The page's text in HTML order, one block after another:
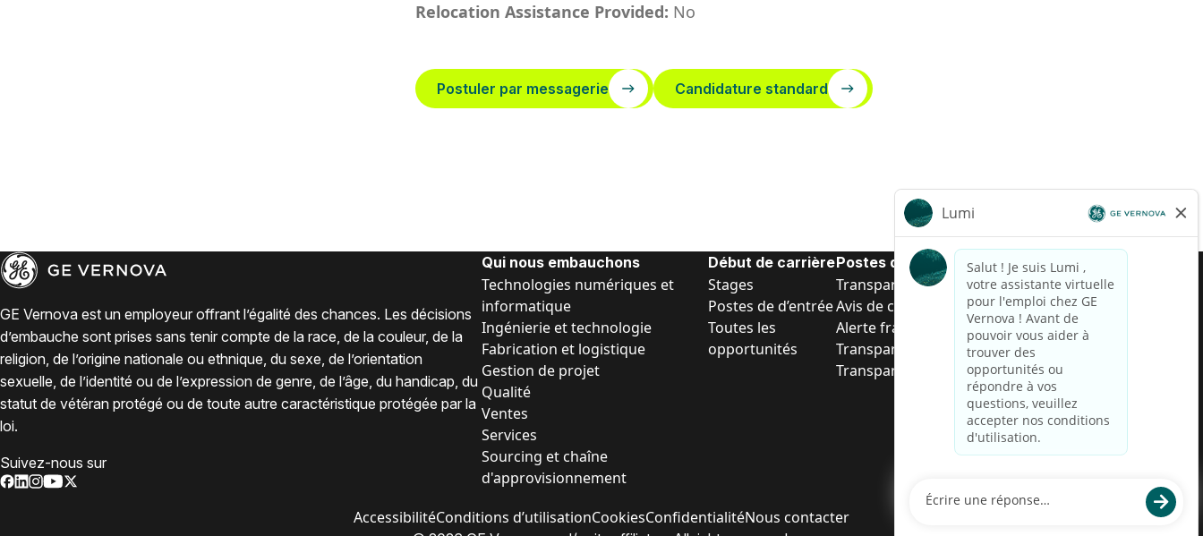
Relocation Assistance Provided: No
Postuler par messagerie Candidature standard
GE Vernova est un employeur offrant l’égalité des chances. Les décisions
d’embauche sont prises sans tenir compte de la race, de la couleur, de la
religion, de l’origine nationale ou ethnique, du sexe, de l’orientation
sexuelle, de l’identité ou de l’expression de genre, de l’âge, du handicap, du
statut de vétéran protégé ou de toute autre caractéristique protégée par la
loi.
Suivez-nous sur
Qui nous embauchons
Technologies numériques et
informatique
Ingénierie et technologie
Fabrication et logistique
Gestion de projet
Qualité
Ventes
Services
Sourcing et chaîne
d'approvisionnement
Début de carrière
Stages
Postes de d’entrée
Toutes les
opportunités
Postes de d’entrée
Transparence salariale US
Avis de confidentialité de candidat
Alerte fraude
Transparence salariale au Brésil (Relatório de
Transparência Salarial)
AccessibilitéConditions d’utilisationCookiesConfidentialitéNous contacter